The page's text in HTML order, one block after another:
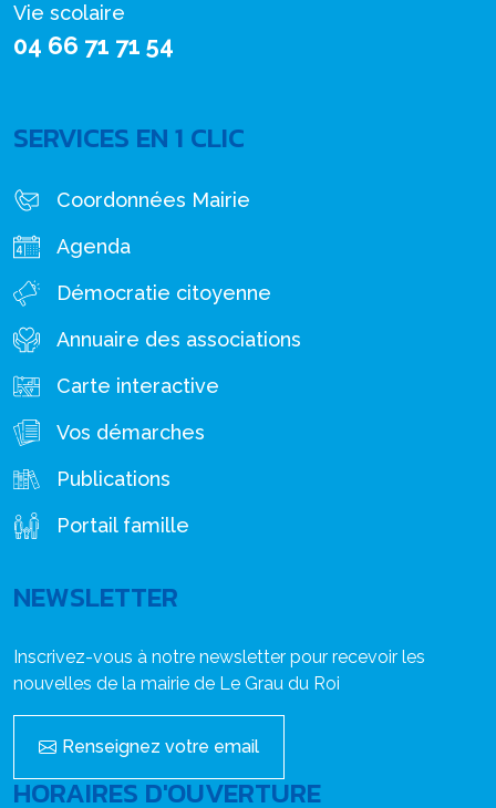
Vie scolaire
04 66 71 71 54
SERVICES EN 1 CLIC
Coordonnées Mairie
Agenda
Démocratie citoyenne
Annuaire des associations
Carte interactive
Vos démarches
Publications
Portail famille
NEWSLETTER
Inscrivez-vous à notre newsletter pour recevoir les
nouvelles de la mairie de Le Grau du Roi
Renseignez votre email
HORAIRES D'OUVERTURE